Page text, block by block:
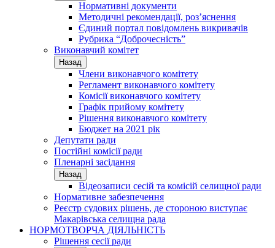
Нормативні документи
Методичні рекомендації, роз’яснення
Єдиний портал повідомлень викривачів
Рубрика “Доброчесність”
Виконавчий комітет
Назад
Члени виконавчого комітету
Регламент виконавчого комітету
Комісії виконавчого комітету
Графік прийому комітету
Рішення виконавчого комітету
Бюджет на 2021 рік
Депутати ради
Постійні комісії ради
Пленарні засідання
Назад
Відеозаписи сесій та комісій селищної ради
Нормативне забезпечення
Реєстр судових рішень, де стороною виступає
Макарівська селищна рада
НОРМОТВОРЧА ДІЯЛЬНІСТЬ
Рішення сесії ради